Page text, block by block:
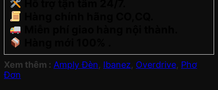
Xem thêm : Amply Đèn, Ibanez, Overdrive, Phơ
Đơn